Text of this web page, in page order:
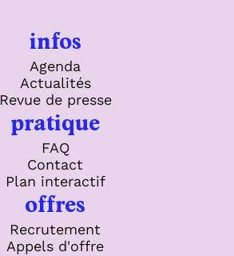
infos
Agenda
Actualités
Revue de presse
pratique
FAQ
Contact
Plan interactif
offres
Recrutement
Appels d'offre